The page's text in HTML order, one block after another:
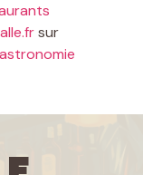
sur